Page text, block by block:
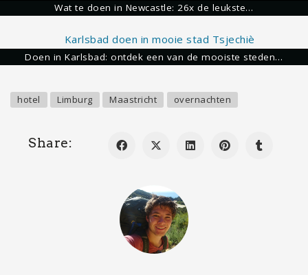
Wat te doen in Newcastle: 26x de leukste…
Doen in Karlsbad: ontdek een van de mooiste steden…
hotel Limburg Maastricht overnachten
Share: